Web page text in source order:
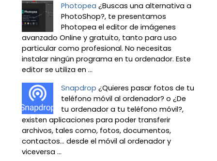
Photopea ¿Buscas una alternativa a
PhotoShop?, te presentamos
Photopea el editor de imágenes
avanzado Online y gratuito, tanto para uso
particular como profesional. No necesitas
instalar ningún programa en tu ordenador. Este
editor se utiliza en ...
Snapdrop ¿Quieres pasar fotos de tu
teléfono móvil al ordenador? o ¿De
tu ordenador a tu teléfono móvil?,
existen aplicaciones para poder transferir
archivos, tales como, fotos, documentos,
contactos… desde el móvil al ordenador y
viceversa ...